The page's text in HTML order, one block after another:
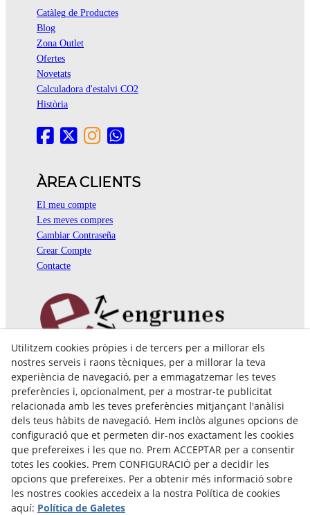
Catàleg de Productes
Blog
Zona Outlet
Ofertes
Novetats
Calculadora d'estalvi CO2
Història
ÀREA CLIENTS
El meu compte
Les meves compres
Cambiar Contraseña
Crear Compte
Contacte
Pol. Ind. Coll de Montcada
Cr. Roca Plana, 14-16
08110 Montcada i Reixac (Barcelona)
935 829 999
engrunes@engrunes.org
Utilitzem cookies pròpies i de tercers per a millorar els
nostres serveis i raons tècniques, per a millorar la teva
experiència de navegació, per a emmagatzemar les teves
preferències i, opcionalment, per a mostrar-te publicitat
relacionada amb les teves preferències mitjançant l'anàlisi
dels teus hàbits de navegació. Hem inclòs algunes opcions de
configuració que et permeten dir-nos exactament les cookies
que prefereixes i les que no. Prem ACCEPTAR per a consentir
totes les cookies. Prem CONFIGURACIÓ per a decidir les
opcions que prefereixes. Per a obtenir més informació sobre
les nostres cookies accedeix a la nostra Política de cookies
aquí: Política de Galetes